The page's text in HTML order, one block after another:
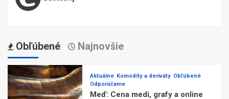
Obľúbené Najnovšie
Aktuálne Komodity a deriváty Obľúbené
Odporúčame
Meď: Cena medi, grafy a online